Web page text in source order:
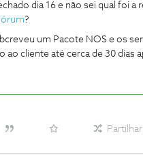
dia 16 e não sei qual foi
?
um Pacote NOS e os
ao cliente até cerca de 30 dias
Partilhar